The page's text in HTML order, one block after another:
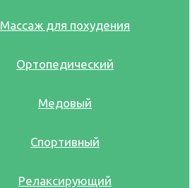
Массаж для похудения
Ортопедический
Медовый
Спортивный
Релаксирующий